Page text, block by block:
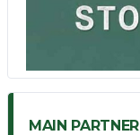
MAIN PARTNER